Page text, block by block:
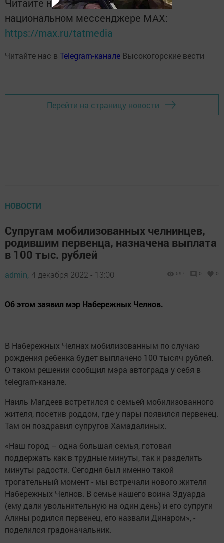
национальном мессенджере MАХ:
https://max.ru/tatmedia
Читайте нас в Telegram-канале Высокогорские вести
Перейти на страницу новости
НОВОСТИ
Супругам мобилизованных челнинцев,
родившим первенца, назначена выплата
в 100 тыс. рублей
admin, 4 декабря 2022 - 13:00 597 0 0
Об этом заявил мэр Набережных Челнов.
В Набережных Челнах мобилизованным по случаю
рождения ребенка будет выплачено 100 тысяч рублей.
О таком решении сообщил мэра автограда у себя в
telegram-канале.
Наиль Магдеев встретился с семьей мобилизованного
жителя, посетив роддом, где у пары появился первенец.
Там он поздравил супругов Хамадалиных.
«Наш город – одна большая семья, готовая
поддержать как в трудные минуты, так и разделить
минуты радости. Сегодня был именно такой
трогательный момент - мы встречали нового жителя
Набережных Челнов. В семье нашего воина Эдуарда
(ему дали увольнительную на один день) и его супруги
Алины родился первенец, его назвали Динаром», -
поделился градоначальник.